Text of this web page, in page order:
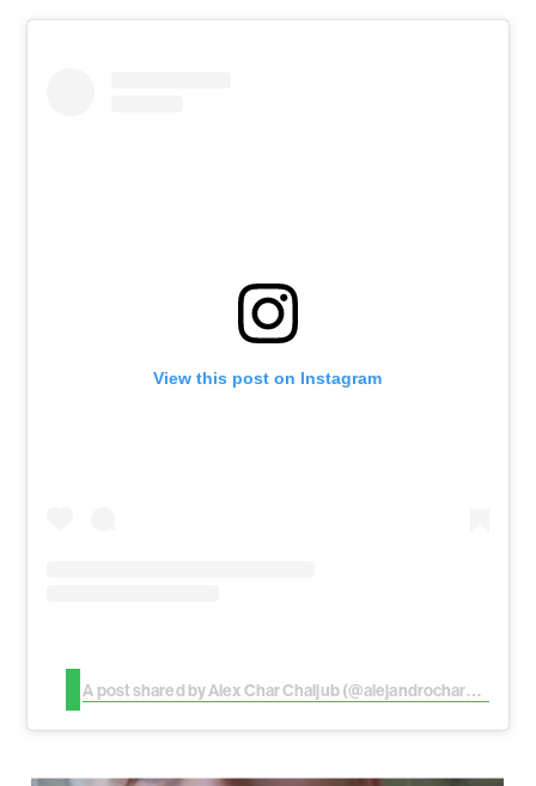
View this post on Instagram
A post shared by Alex Char Chaljub (@alejandrocharch)